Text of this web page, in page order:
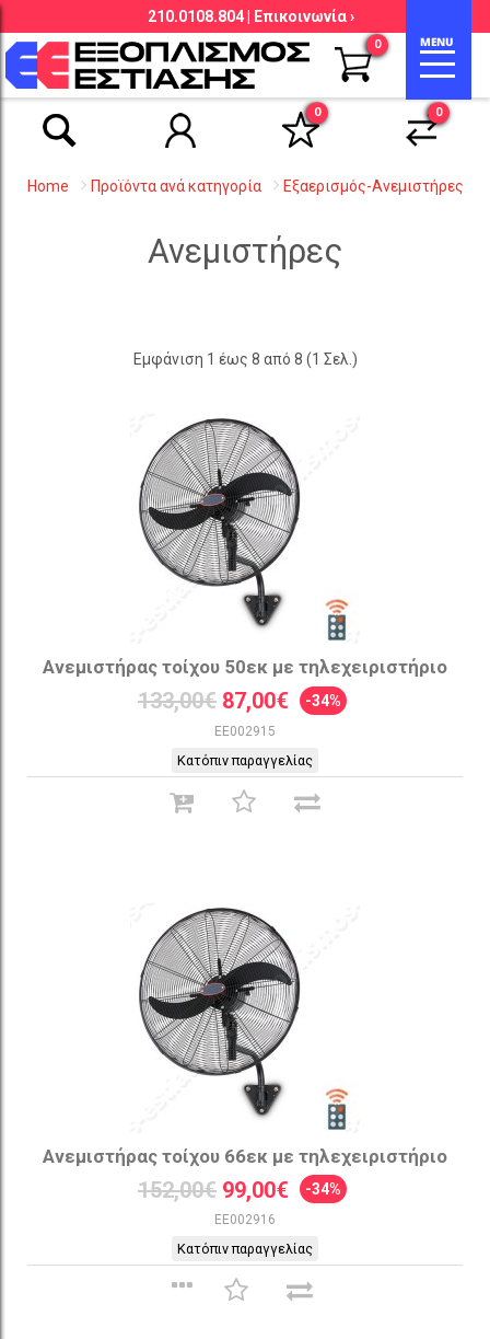
Αναζήτηση βάσει είδους, εταιρείας,
κωδικού κ.λ.π.
210.0108.804 | Επικοινωνία ›
0
0 0
Home Προϊόντα ανά κατηγορία Εξαερισμός-Ανεμιστήρες
Ανεμιστήρες
Εμφάνιση 1 έως 8 από 8 (1 Σελ.)
Ανεμιστήρας τοίχου 50εκ με τηλεχειριστήριο
133,00€ 87,00€ -34%
EE002915
Κατόπιν παραγγελίας
Ανεμιστήρας τοίχου 66εκ με τηλεχειριστήριο
152,00€ 99,00€ -34%
EE002916
Κατόπιν παραγγελίας